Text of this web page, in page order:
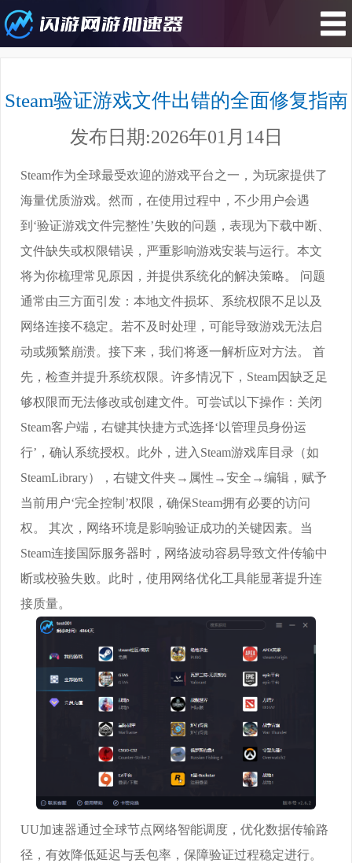
游戏文件出错的全面修复指南
Steam验证游戏文件出错的全面修复指南
发布日期:2026年01月14日
Steam作为全球最受欢迎的游戏平台之一，为玩家提供了
海量优质游戏。然而，在使用过程中，不少用户会遇
到‘验证游戏文件完整性’失败的问题，表现为下载中断、
文件缺失或权限错误，严重影响游戏安装与运行。本文
将为你梳理常见原因，并提供系统化的解决策略。 问题
通常由三方面引发：本地文件损坏、系统权限不足以及
网络连接不稳定。若不及时处理，可能导致游戏无法启
动或频繁崩溃。接下来，我们将逐一解析应对方法。 首
先，检查并提升系统权限。许多情况下，Steam因缺乏足
够权限而无法修改或创建文件。可尝试以下操作：关闭
Steam客户端，右键其快捷方式选择‘以管理员身份运
行’，确认系统授权。此外，进入Steam游戏库目录（如
SteamLibrary），右键文件夹→属性→安全→编辑，赋予
当前用户‘完全控制’权限，确保Steam拥有必要的访问
权。 其次，网络环境是影响验证成功的关键因素。当
Steam连接国际服务器时，网络波动容易导致文件传输中
断或校验失败。此时，使用网络优化工具能显著提升连
接质量。
UU加速器通过全球节点网络智能调度，优化数据传输路
径，有效降低延迟与丢包率，保障验证过程稳定进行。